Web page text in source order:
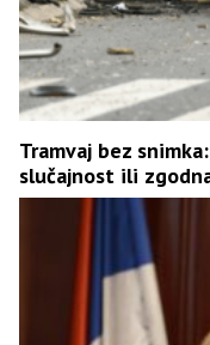
Tramvaj bez
slučajnost ili